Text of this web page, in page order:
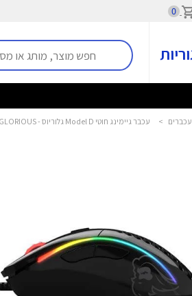
0
> עכבר גיימינג חוטי Model D גלוריוס - GLORIOUS